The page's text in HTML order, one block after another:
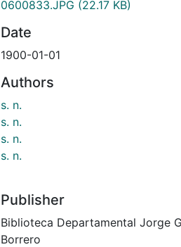
0600833.JPG (22.17 KB)
Date
1900-01-01
Authors
s. n.
s. n.
s. n.
s. n.
Publisher
Biblioteca Departamental Jorge
Borrero